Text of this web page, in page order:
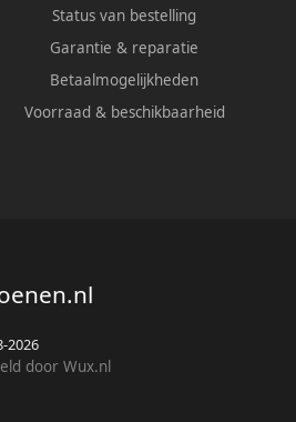
Status van bestelling
Garantie & reparatie
Betaalmogelijkheden
Voorraad & beschikbaarheid
2026
door Wux.nl